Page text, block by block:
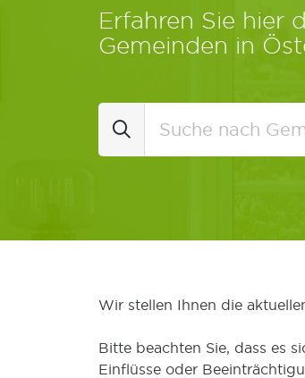
Erfahren Sie hier
Gemeinden in
Wir stellen Ihnen die
Bitte beachten Sie, dass es
Einflüsse oder